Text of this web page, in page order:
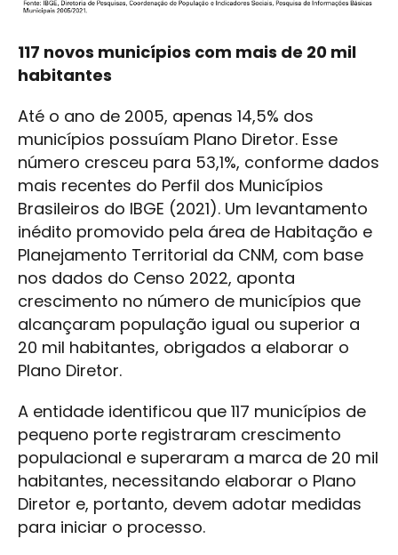
117 novos municípios com mais de 20 mil
habitantes
Até o ano de 2005, apenas 14,5% dos
municípios possuíam Plano Diretor. Esse
número cresceu para 53,1%, conforme dados
mais recentes do Perfil dos Municípios
Brasileiros do IBGE (2021). Um levantamento
inédito promovido pela área de Habitação e
Planejamento Territorial da CNM, com base
nos dados do Censo 2022, aponta
crescimento no número de municípios que
alcançaram população igual ou superior a
20 mil habitantes, obrigados a elaborar o
Plano Diretor.
A entidade identificou que 117 municípios de
pequeno porte registraram crescimento
populacional e superaram a marca de 20 mil
habitantes, necessitando elaborar o Plano
Diretor e, portanto, devem adotar medidas
para iniciar o processo.